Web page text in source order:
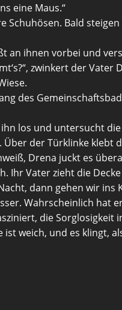
eine Maus.“
Bald
an ihnen vorbei und
zwinkert der Vater
des
los und untersucht
der Türklinke klebt
Drena juckt es
Ihr Vater zieht die
dann gehen wir
Wahrscheinlich hat
die Sorglosigkeit
weich, und es klingt,